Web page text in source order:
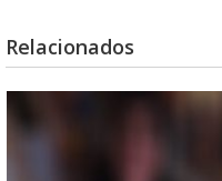
Relacionados